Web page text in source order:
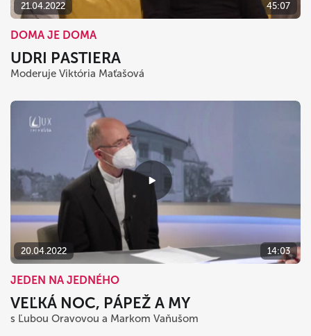
21.04.2022 45:07
DOMA JE DOMA
UDRI PASTIERA
Moderuje Viktória Maťašová
20.04.2022 14:03
JEDEN NA JEDNÉHO
VEĽKÁ NOC, PÁPEŽ A MY
s Ľubou Oravovou a Markom Vaňušom